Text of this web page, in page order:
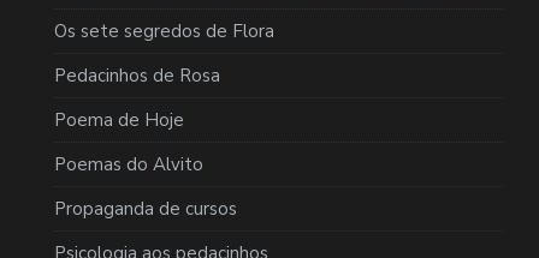
Os sete segredos de Flora
Pedacinhos de Rosa
Poema de Hoje
Poemas do Alvito
Propaganda de cursos
Psicologia aos pedacinhos